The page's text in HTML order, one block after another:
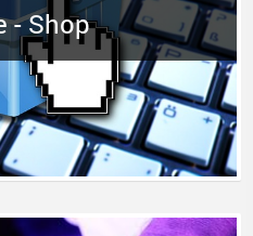
- Shop